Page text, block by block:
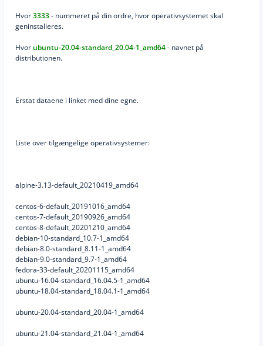
Hvor3333- nummeret på din ordre, hvor operativsystemet skal
geninstalleres.
Hvor ubuntu-20.04-standard_20.04-1_amd64- navnet på
distributionen.
Erstat dataene i linket med dine egne.
Liste over tilgængelige operativsystemer:
alpine-3.13-default_20210419_amd64
centos-6-default_20191016_amd64
centos-7-default_20190926_amd64
centos-8-default_20201210_amd64
debian-10-standard_10.7-1_amd64
debian-8.0-standard_8.11-1_amd64
debian-9.0-standard_9.7-1_amd64
fedora-33-default_20201115_amd64
ubuntu-16.04-standard_16.04.5-1_amd64
ubuntu-18.04-standard_18.04.1-1_amd64
ubuntu-20.04-standard_20.04-1_amd64
ubuntu-21.04-standard_21.04-1_amd64